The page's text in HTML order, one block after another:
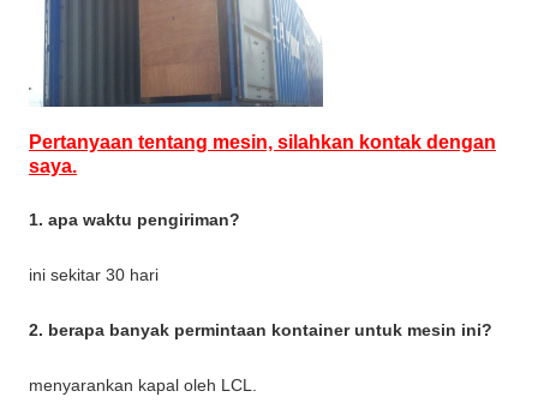
Pertanyaan tentang mesin, silahkan kontak dengan
saya.
1. apa waktu pengiriman?
ini sekitar 30 hari
2. berapa banyak permintaan kontainer untuk mesin ini?
menyarankan kapal oleh LCL.